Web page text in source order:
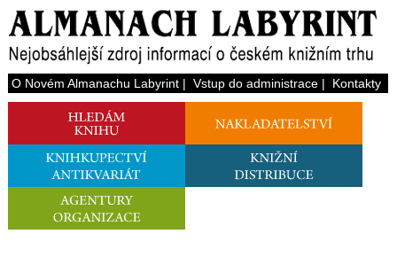
O Novém Almanachu Labyrint| Vstup do administrace| Kontakty